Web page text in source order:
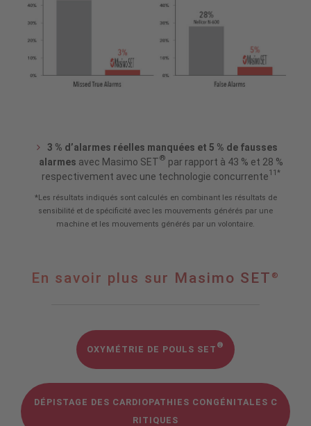
3 % d’alarmes réelles manquées et 5 % de fausses
alarmes avec Masimo SET® par rapport à 43 % et 28 %
respectivement avec une technologie concurrente11*
*Les résultats indiqués sont calculés en combinant les résultats de
sensibilité et de spécificité avec les mouvements générés par une
machine et les mouvements générés par un volontaire.
En savoir plus sur Masimo SET ®
OXYMÉTRIE DE POULS SET ®
DÉPISTAGE DES CARDIOPATHIES CONGÉNITALES C
RITIQUES